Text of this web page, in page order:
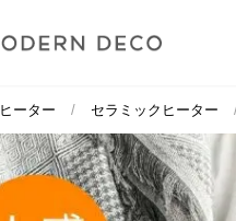
ヒーター セラミックヒーター